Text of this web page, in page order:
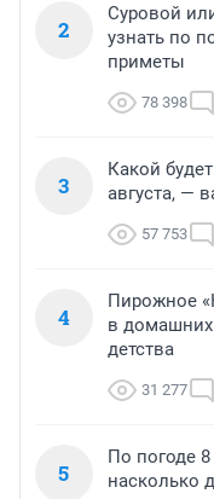
2
Суровой
узнать по
приметы
78 398
3
Какой
августа, —
57 753
4
Пирожное
в
детства
31 277
5
По погоде
насколько